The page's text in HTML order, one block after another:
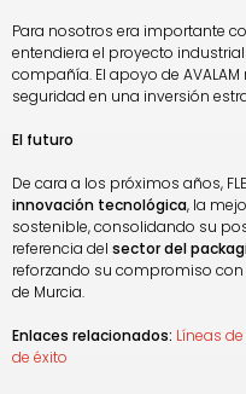
Para nosotros era importante
entendiera el proyecto
compañía. El apoyo de
seguridad en una inversión
El futuro
De cara a los próximos años,
innovación tecnológica, la
sostenible, consolidando su
referencia del sector del
reforzando su compromiso
de Murcia.
Enlaces relacionados: Líneas
de éxito